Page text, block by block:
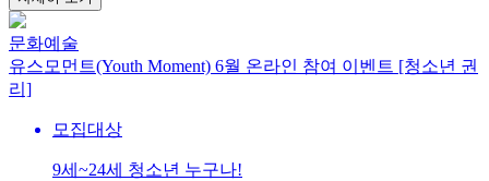
문화예술
유스모먼트(Youth Moment) 6월 온라인 참여 이벤트 [청소년 권
리]
모집대상
9세~24세 청소년 누구나!